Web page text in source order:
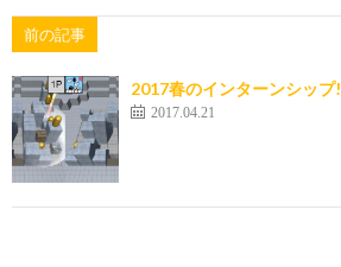
前の記事
2017春のインターンシップ!
2017.04.21